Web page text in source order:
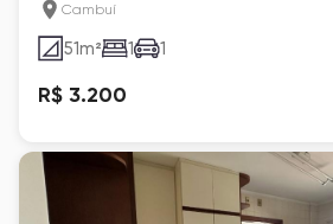
Cambuí
51m² 1 1
R$ 3.200